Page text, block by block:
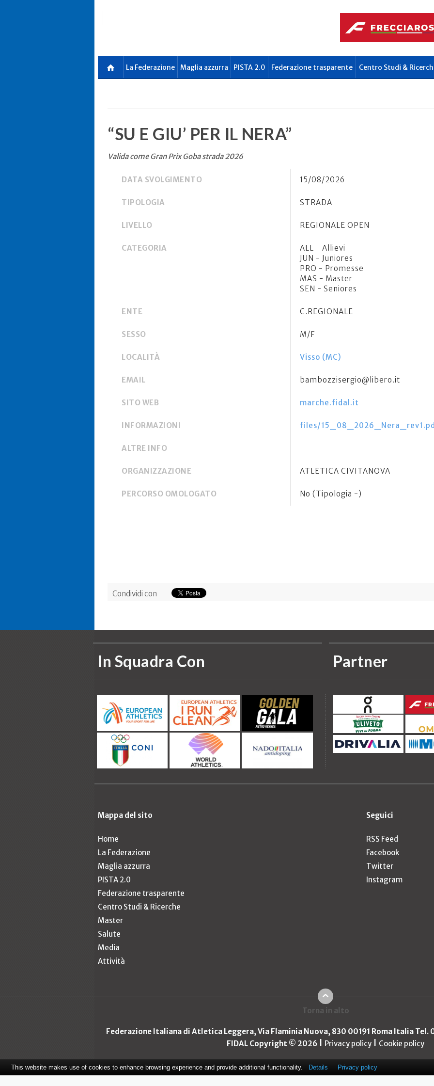
La Federazione Maglia azzurra PISTA 2.0 Federazione trasparente Centro Studi &
“SU E GIU’ PER IL NERA”
Valida come Gran Prix Goba strada 2026
DATA SVOLGIMENTO 15/08/2026
TIPOLOGIA STRADA
LIVELLO REGIONALE OPEN
CATEGORIA
ALL - Allievi
JUN - Juniores
PRO - Promesse
MAS - Master
SEN - Seniores
ENTE C.REGIONALE
SESSO M/F
LOCALITÀ Visso (MC)
EMAIL bambozzisergio@libero.it
SITO WEB marche.fidal.it
INFORMAZIONI files/
ALTRE INFO
ORGANIZZAZIONE ATLETICA CIVITANOVA
PERCORSO OMOLOGATO No (Tipologia -)
Condividi con
In Squadra Con Partner
Mappa del sito
Home
La Federazione
Maglia azzurra
PISTA 2.0
Federazione trasparente
Centro Studi & Ricerche
Master
Salute
Media
Attività
Seguici
RSS Feed
Facebook
Twitter
Instagram
Torna in alto
Federazione Italiana di Atletica Leggera, Via Flaminia Nuova, 830 00191 Roma Italia Tel.
FIDAL Copyright © 2026
Privacy policy Cookie policy
This website makes use of cookies to enhance browsing experience and provide additional functionality. Details Privacy policy